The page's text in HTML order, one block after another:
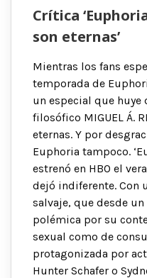
Crítica
son eternas’
Mientras los fans
temporada de
un especial que huye
filosófico MIGUEL Á.
eternas. Y por
Euphoria tampoco.
estrenó en HBO el
dejó indiferente. Con
salvaje, que desde
polémica por su
sexual como de
protagonizada por
Hunter Schafer o